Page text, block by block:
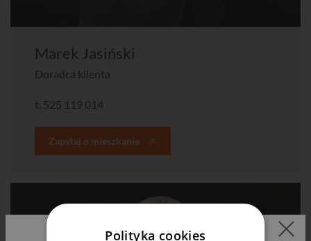
Marek Jasiński
Doradca klienta
t. 525 119 014
Zapytaj o mieszkanie
Polityka cookies